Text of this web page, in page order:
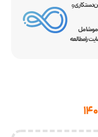
دستکاریو
شامل
را مطالعه